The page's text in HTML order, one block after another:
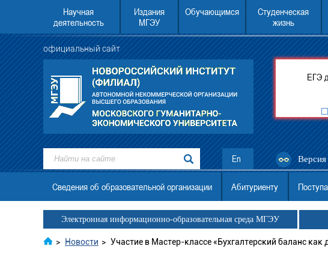
Научная
деятельность
Издания
МГЭУ
Обучающимся
Студенческая
жизнь
официальный сайт
институт (филиал)
22.08.2026 в 12.00 АНО ВО МГЭУ состоится
ЕГЭ
En
Сведения об образовательной организации Абитуриенту
Электронная информационно-образовательная среда МГЭУ
> Новости > Участие в Мастер-классе «Бухгалтерский баланс